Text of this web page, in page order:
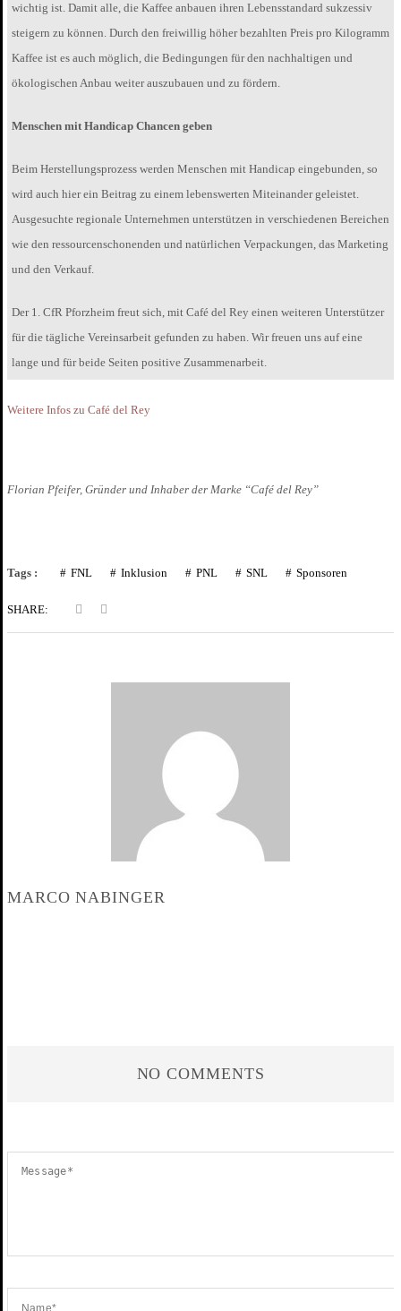
wichtig ist. Damit alle, die Kaffee anbauen ihren Lebensstandard sukzessiv
steigern zu können. Durch den freiwillig höher bezahlten Preis pro Kilogramm
Kaffee ist es auch möglich, die Bedingungen für den nachhaltigen und
ökologischen Anbau weiter auszubauen und zu fördern.
Menschen mit Handicap Chancen geben
Beim Herstellungsprozess werden Menschen mit Handicap eingebunden, so
wird auch hier ein Beitrag zu einem lebenswerten Miteinander geleistet.
Ausgesuchte regionale Unternehmen unterstützen in verschiedenen Bereichen
wie den ressourcenschonenden und natürlichen Verpackungen, das Marketing
und den Verkauf.
Der 1. CfR Pforzheim freut sich, mit Café del Rey einen weiteren Unterstützer
für die tägliche Vereinsarbeit gefunden zu haben. Wir freuen uns auf eine
lange und für beide Seiten positive Zusammenarbeit.
Weitere Infos zu Café del Rey
Florian Pfeifer, Gründer und Inhaber der Marke “Café del Rey”
Tags : FNL Inklusion PNL SNL Sponsoren
SHARE:
MARCO NABINGER
NO COMMENTS